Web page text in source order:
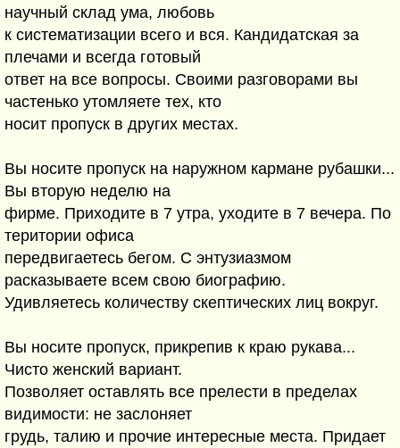
научный склад ума, любовь
к систематизации всего и вся. Кандидатская за
плечами и всегда готовый
ответ на все вопросы. Своими разговорами вы
частенько утомляете тех, кто
носит пропуск в других местах.
Вы носите пропуск на наружном кармане рубашки...
Вы вторую неделю на
фирме. Приходите в 7 утра, уходите в 7 вечера. По
територии офиса
передвигаетесь бегом. С энтузиазмом
расказываете всем свою биографию.
Удивляетесь количеству скептических лиц вокруг.
Вы носите пропуск, прикрепив к краю рукава...
Чисто женский вариант.
Позволяет оставлять все прелести в пределах
видимости: не заслоняет
грудь, талию и прочие интересные места. Придает